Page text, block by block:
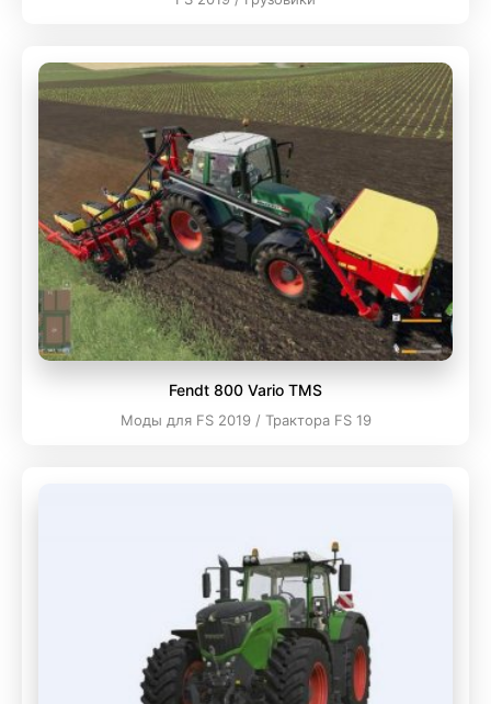
Fendt 800 Vario TMS
Моды для FS 2019 / Трактора FS 19